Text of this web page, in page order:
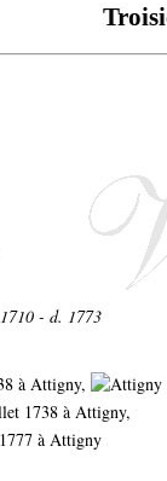
- d. 1773
à Attigny,
1738 à Attigny,
à Attigny